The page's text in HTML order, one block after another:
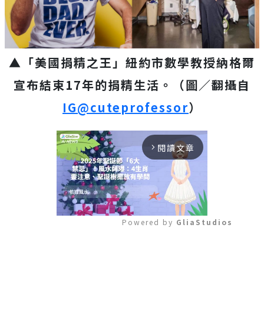
▲「美國捐精之王」紐約市數學教授納格爾
宣布結束17年的捐精生活。（圖／翻攝自
IG@cuteprofessor）
arrow_forward_ios 閱讀文章
Powered by GliaStudios